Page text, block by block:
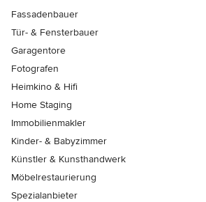
Fassadenbauer
Tür- & Fensterbauer
Garagentore
Fotografen
Heimkino & Hifi
Home Staging
Immobilienmakler
Kinder- & Babyzimmer
Künstler & Kunsthandwerk
Möbelrestaurierung
Spezialanbieter